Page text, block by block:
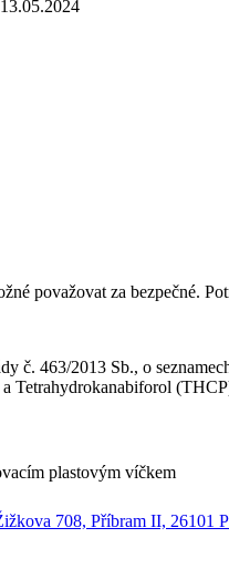
13.05.2024
považovat za bezpečné.
č. 463/2013 Sb., o
plastovým víčkem
708, Příbram II, 26101